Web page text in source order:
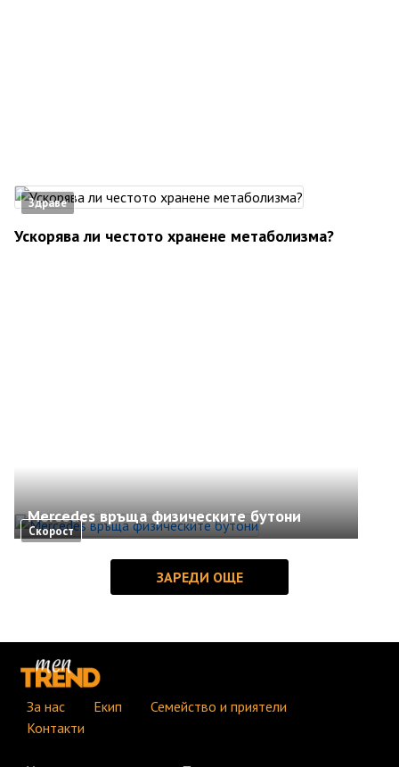
Здраве
Ускорява ли честото хранене метаболизма?
Скорост
Mercedes връща физическите бутони
За нас Екип
Семейство и приятели
Контакти